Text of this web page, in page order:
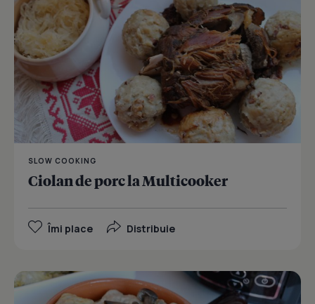
SLOW COOKING
Ciolan de porc la Multicooker
Îmi place Distribuie